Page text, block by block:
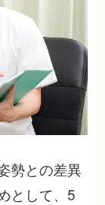
勢との差異
として、5